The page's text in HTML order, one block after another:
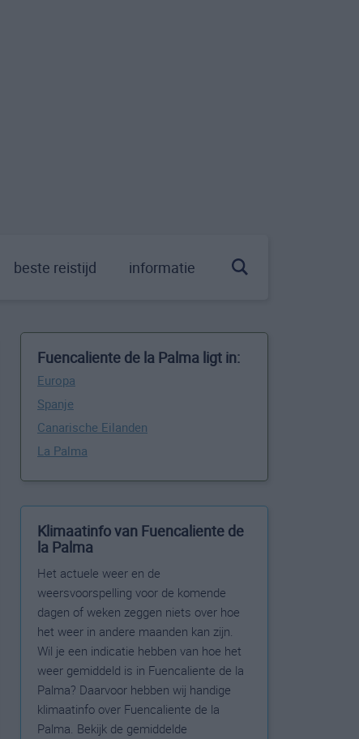
beste reistijd informatie
Fuencaliente de la Palma ligt in:
Europa
Spanje
Canarische Eilanden
La Palma
Klimaatinfo van Fuencaliente de
la Palma
Het actuele weer en de
weersvoorspelling voor de komende
dagen of weken zeggen niets over hoe
het weer in andere maanden kan zijn.
Wil je een indicatie hebben van hoe het
weer gemiddeld is in Fuencaliente de la
Palma? Daarvoor hebben wij handige
klimaatinfo over Fuencaliente de la
Palma. Bekijk de gemiddelde